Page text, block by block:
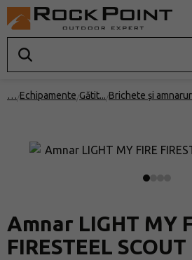
… Echipamente Gătit Brichete și
Amnar LIGHT MY
FIRESTEEL